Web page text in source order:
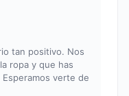
tan positivo. Nos
ropa y que has
verte de